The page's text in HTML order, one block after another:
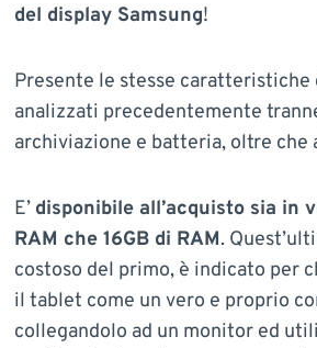
del display Samsung!
Presente le stesse caratteristiche
analizzati precedentemente
archiviazione e batteria, oltre che
E’ disponibile all’acquisto sia in
RAM che 16GB di RAM.
costoso del primo, è indicato per
il tablet come un vero e proprio
collegandolo ad un monitor ed